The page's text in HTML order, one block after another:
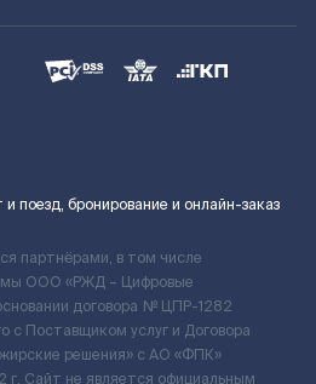
поезд, бронирование и онлайн-заказ
партнёрами, в том числе
ООО «РЖД – Цифровые
договора № ЦПР-1282
Поставщиком услуг и Договора
решения» c АО «ФПК»
Сайт не является официальным